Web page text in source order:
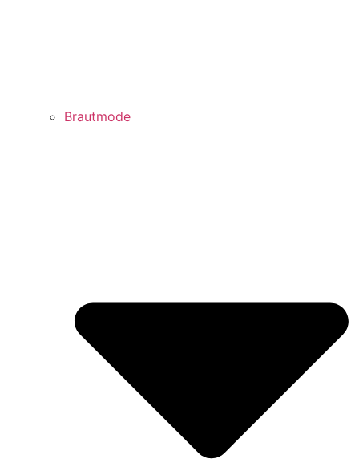
Brautmode